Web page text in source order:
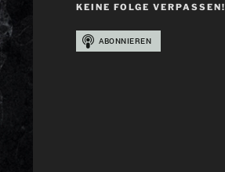
KEINE FOLGE VERPASSEN!